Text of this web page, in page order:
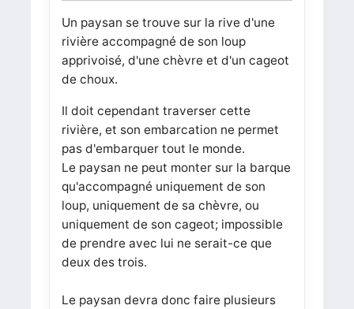
Un paysan se trouve sur la rive d'une
rivière accompagné de son loup
apprivoisé, d'une chèvre et d'un cageot
de choux.
Il doit cependant traverser cette
rivière, et son embarcation ne permet
pas d'embarquer tout le monde.
Le paysan ne peut monter sur la barque
qu'accompagné uniquement de son
loup, uniquement de sa chèvre, ou
uniquement de son cageot; impossible
de prendre avec lui ne serait-ce que
deux des trois.
Le paysan devra donc faire plusieurs